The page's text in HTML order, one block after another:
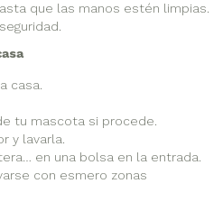
que las manos estén limpias.
casa.
tu mascota si procede.
y lavarla.
en una bolsa en la entrada.
con esmero zonas